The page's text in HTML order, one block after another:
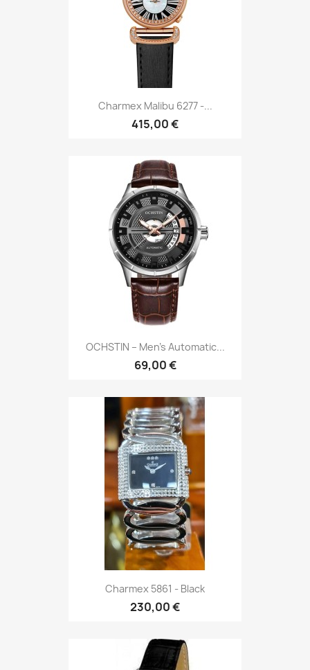
Charmex Malibu 6277 -...
415,00 €
OCHSTIN – Men’s Automatic...
69,00 €
Charmex 5861 - Black
230,00 €